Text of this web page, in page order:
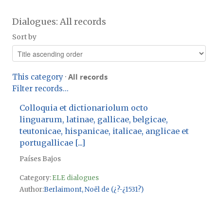
Dialogues: All records
Sort by
This category · All records
Filter records...
Colloquia et dictionariolum octo
linguarum, latinae, gallicae, belgicae,
teutonicae, hispanicae, italicae, anglicae et
portugallicae [...]
Países Bajos
Category:ELE dialogues
Author Berlaimont, Noël de (¿?-¿1531?)